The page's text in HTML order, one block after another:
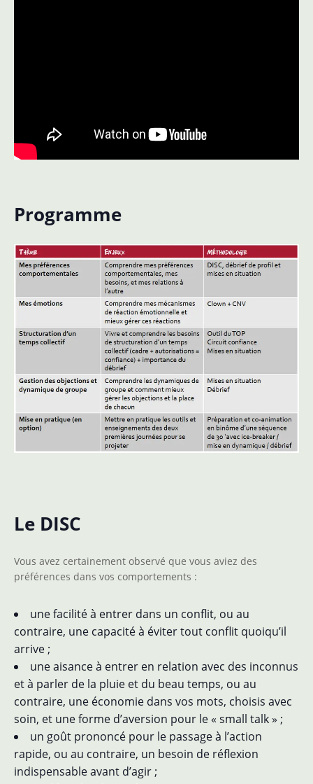
Programme
Le DISC
Vous avez certainement observé que vous aviez des
préférences dans vos comportements :
une facilité à entrer dans un conflit, ou au
contraire, une capacité à éviter tout conflit quoiqu’il
arrive ;
une aisance à entrer en relation avec des inconnus
et à parler de la pluie et du beau temps, ou au
contraire, une économie dans vos mots, choisis avec
soin, et une forme d’aversion pour le « small talk » ;
un goût prononcé pour le passage à l’action
rapide, ou au contraire, un besoin de réflexion
indispensable avant d’agir ;